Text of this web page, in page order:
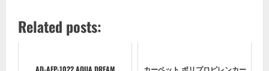
Related posts: